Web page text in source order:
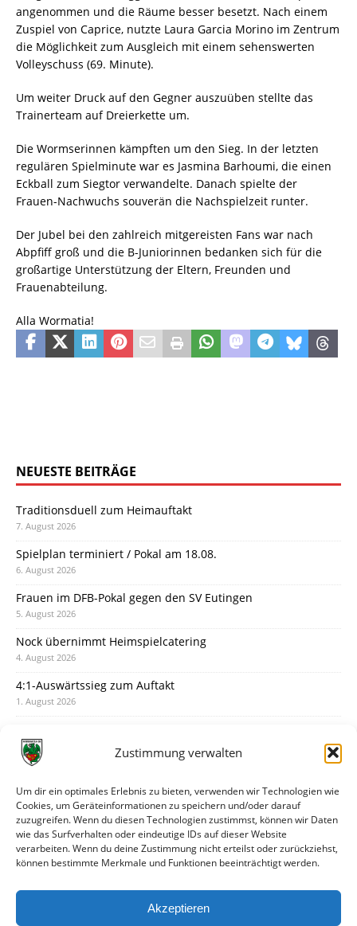
Zustimmung verwalten
Um dir ein optimales Erlebnis zu bieten, verwenden wir Technologien wie
Cookies, um Geräteinformationen zu speichern und/oder darauf
zuzugreifen. Wenn du diesen Technologien zustimmst, können wir Daten
wie das Surfverhalten oder eindeutige IDs auf dieser Website
verarbeiten. Wenn du deine Zustimmung nicht erteilst oder zurückziehst,
können bestimmte Merkmale und Funktionen beeinträchtigt werden.
Akzeptieren
angenommen und die Räume besser besetzt. Nach einem
Zuspiel von Caprice, nutzte Laura Garcia Morino im Zentrum
die Möglichkeit zum Ausgleich mit einem sehenswerten
Volleyschuss (69. Minute).
Um weiter Druck auf den Gegner auszuüben stellte das
Trainerteam auf Dreierkette um.
Die Wormserinnen kämpften um den Sieg. In der letzten
regulären Spielminute war es Jasmina Barhoumi, die einen
Eckball zum Siegtor verwandelte. Danach spielte der
Frauen-Nachwuchs souverän die Nachspielzeit runter.
Der Jubel bei den zahlreich mitgereisten Fans war nach
Abpfiff groß und die B-Juniorinnen bedanken sich für die
großartige Unterstützung der Eltern, Freunden und
Frauenabteilung.
Alla Wormatia!
NEUESTE BEITRÄGE
Traditionsduell zum Heimauftakt
7. August 2026
Spielplan terminiert / Pokal am 18.08.
6. August 2026
Frauen im DFB-Pokal gegen den SV Eutingen
5. August 2026
Nock übernimmt Heimspielcatering
4. August 2026
4:1-Auswärtssieg zum Auftakt
1. August 2026
31. Juli 2026
30. Juli 2026
Deine Spielminute: 89+1
28. Juli 2026
Neuer Rückensponsor
Neue Podcast-Folge: So tickt Björn!
27. Juli 2026